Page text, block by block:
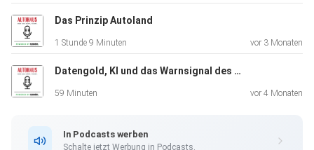
Das Prinzip Autoland
1 Stunde 9 Minuten vor 3 Monaten
Datengold, KI und das Warnsignal des DAT-Reports
59 Minuten vor 4 Monaten
In Podcasts werben
Schalte jetzt Werbung in Podcasts.